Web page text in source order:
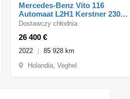
Mercedes-Benz Vito 116
Automaat L2H1 Kerstner 230v
Stekker Airco Cruise Camera
26 400 €
Dostawczy chłodnia
2022
85 928 km
Holandia, Veghel